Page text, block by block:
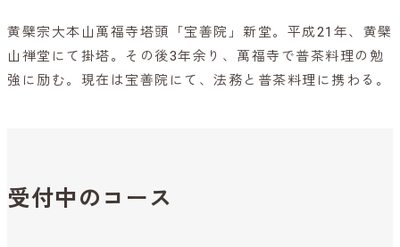
黄檗宗大本山萬福寺塔頭「宝善院」新堂。平成21年、黄檗
山禅堂にて掛塔。その後3年余り、萬福寺で普茶料理の勉
強に励む。現在は宝善院にて、法務と普茶料理に携わる。
受付中のコース